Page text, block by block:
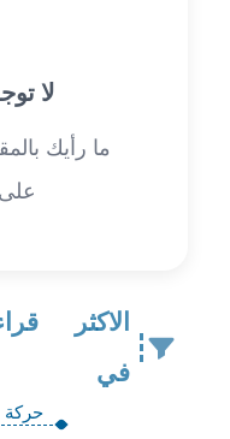
لا
ما رأيك
الاكثر
في
حركة